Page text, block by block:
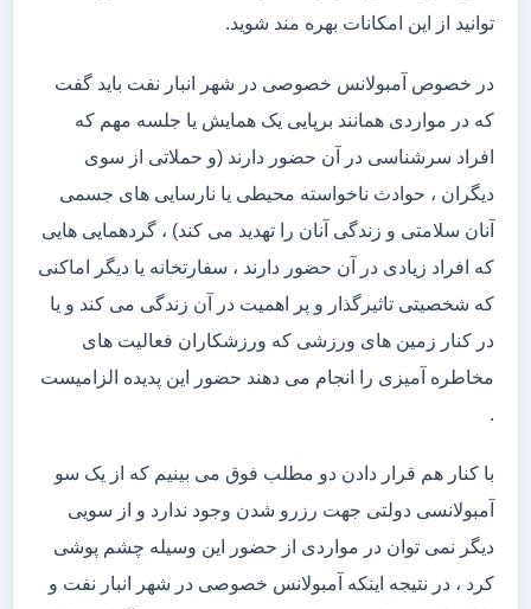
توانید از این امکانات بهره مند شوید.
در خصوص آمبولانس خصوصی در شهر انبار نفت باید گفت
که در مواردی همانند برپایی یک همایش یا جلسه مهم که
افراد سرشناسی در آن حضور دارند (و حملاتی از سوی
دیگران ، حوادث ناخواسته محیطی یا نارسایی های جسمی
آنان سلامتی و زندگی آنان را تهدید می کند) ، گردهمایی هایی
که افراد زیادی در آن حضور دارند ، سفارتخانه یا دیگر اماکنی
که شخصیتی تاثیرگذار و پر اهمیت در آن زندگی می کند و یا
در کنار زمین های ورزشی که ورزشکاران فعالیت های
مخاطره آمیزی را انجام می دهند حضور این پدیده الزامیست
.
با کنار هم قرار دادن دو مطلب فوق می بینیم که از یک سو
آمبولانسی دولتی جهت رزرو شدن وجود ندارد و از سویی
دیگر نمی توان در مواردی از حضور این وسیله چشم پوشی
کرد ، در نتیجه اینکه آمبولانس خصوصی در شهر انبار نفت و